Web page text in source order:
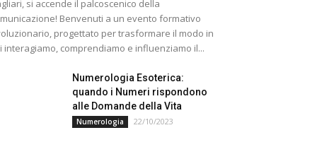
si accende il palcoscenico della
Benvenuti a un evento formativo
progettato per trasformare il modo in
interagiamo, comprendiamo e influenziamo il...
Numerologia Esoterica:
quando i Numeri rispondono
alle Domande della Vita
Numerologia 22/10/2023